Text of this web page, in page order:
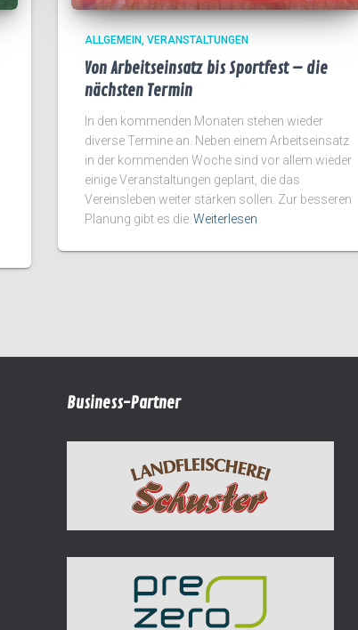
ALLGEMEIN VERANSTALTUNGEN
Von Arbeitseinsatz bis Sportfest – die
nächsten Termin
In den kommenden Monaten stehen wieder
diverse Termine an. Neben einem Arbeitseinsatz
in der kommenden Woche sind vor allem wieder
einige Veranstaltungen geplant, die das
Vereinsleben weiter stärken sollen. Zur besseren
Planung gibt es die Weiterlesen
Business-Partner